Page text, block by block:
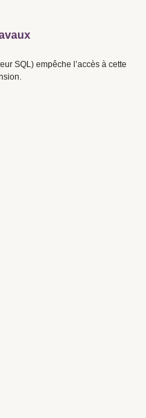
SQL) empêche l’accès à cette